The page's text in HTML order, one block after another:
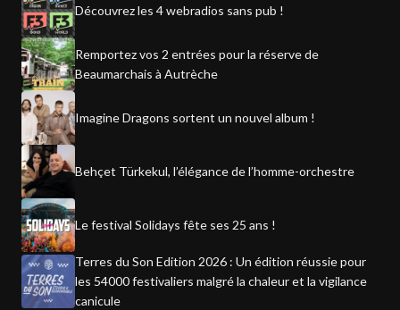
Découvrez les 4 webradios sans pub !
Remportez vos 2 entrées pour la réserve de
Beaumarchais à Autrèche
Imagine Dragons sortent un nouvel album !
Behçet Türkekul, l’élégance de l’homme-orchestre
Le festival Solidays fête ses 25 ans !
Terres du Son Edition 2026 : Un édition réussie pour
les 54000 festivaliers malgré la chaleur et la vigilance
canicule